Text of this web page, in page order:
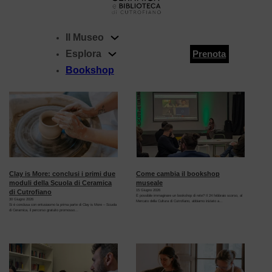
Il Museo
Esplora
Bookshop
Prenota
Galattica
Clay is More: conclusi i primi due
moduli della Scuola di Ceramica
di Cutrofiano
30 Giugno 2026
Si è conclusa con entusiasmo la prima parte di Clay is More – Scuola
di Ceramica, il percorso gratuito promosso…
Come cambia il bookshop
museale
15 Giugno 2026
È possibile immaginare un bookshop di rete? Il 24 febbraio scorso, al
Mercato della Cultura di Cutrofiano, abbiamo iniziato a…